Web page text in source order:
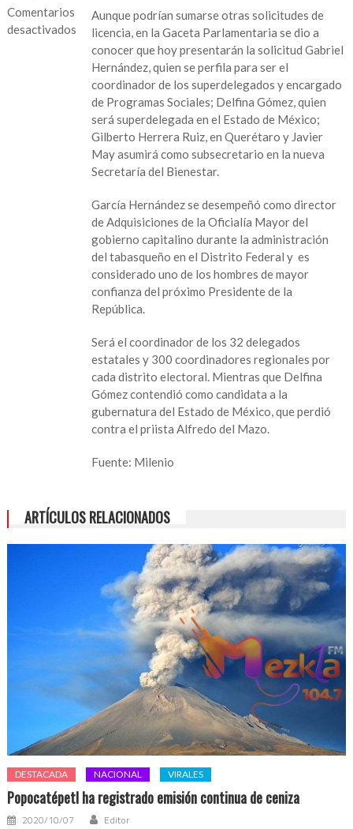
Comentarios
desactivados
Aunque podrían sumarse otras solicitudes de
licencia, en la Gaceta Parlamentaria se dio a
conocer que hoy presentarán la solicitud Gabriel
Hernández, quien se perfila para ser el
coordinador de los superdelegados y encargado
de Programas Sociales; Delfina Gómez, quien
será superdelegada en el Estado de México;
Gilberto Herrera Ruiz, en Querétaro y Javier
May asumirá como subsecretario en la nueva
Secretaría del Bienestar.
García Hernández se desempeñó como director
de Adquisiciones de la Oficialía Mayor del
gobierno capitalino durante la administración
del tabasqueño en el Distrito Federal y es
considerado uno de los hombres de mayor
confianza del próximo Presidente de la
República.
Será el coordinador de los 32 delegados
estatales y 300 coordinadores regionales por
cada distrito electoral. Mientras que Delfina
Gómez contendió como candidata a la
gubernatura del Estado de México, que perdió
contra el priista Alfredo del Mazo.
Fuente: Milenio
ARTÍCULOS RELACIONADOS
DESTACADA NACIONAL VIRALES
Popocatépetl ha registrado emisión continua de ceniza
2020/10/07 Editor